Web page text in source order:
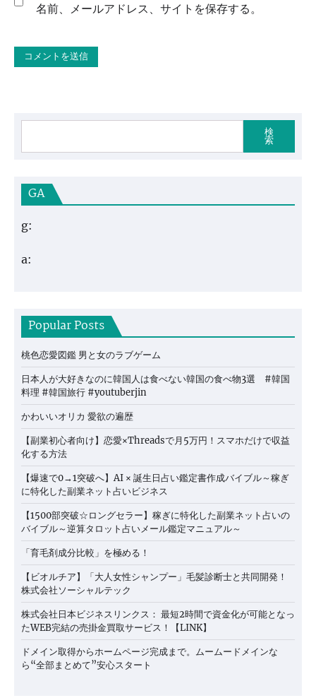
名前、メールアドレス、サイトを保存する。
検
索
GA
g:
a:
Popular Posts
桃色恋愛図鑑 男と女のラブゲーム
日本人が大好きなのに韓国人は食べない韓国の食べ物3選 #韓国
料理 #韓国旅行 #youtuberjin
かわいいオリカ 愛欲の遍歴
【副業初心者向け】恋愛×Threadsで月5万円！スマホだけで収益
化する方法
【爆速で0→1突破へ】AI × 誕生日占い鑑定書作成バイブル～稼ぎ
に特化した副業ネット占いビジネス
【1500部突破☆ロングセラー】稼ぎに特化した副業ネット占いの
バイブル～逆算タロット占いメール鑑定マニュアル～
「育毛剤成分比較」を極める！
【ビオルチア】「大人女性シャンプー」毛髪診断士と共同開発！
株式会社ソーシャルテック
株式会社日本ビジネスリンクス： 最短2時間で資金化が可能となっ
たWEB完結の売掛金買取サービス！【LINK】
ドメイン取得からホームページ完成まで。ムームードメインな
ら“全部まとめて”安心スタート